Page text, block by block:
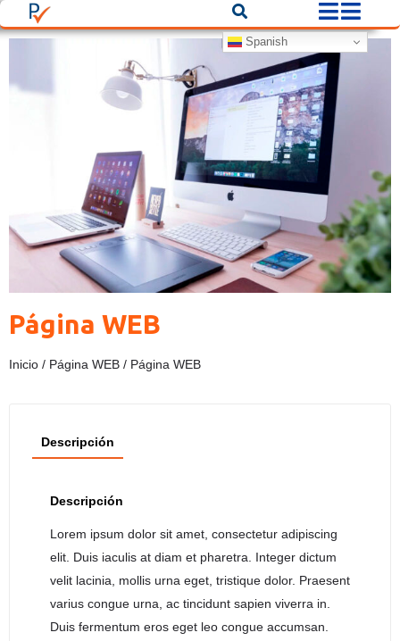
Página WEB
Inicio / Página WEB / Página WEB
Descripción
Descripción
Lorem ipsum dolor sit amet, consectetur adipiscing
elit. Duis iaculis at diam et pharetra. Integer dictum
velit lacinia, mollis urna eget, tristique dolor. Praesent
varius congue urna, ac tincidunt sapien viverra in.
Duis fermentum eros eget leo congue accumsan.
Spanish